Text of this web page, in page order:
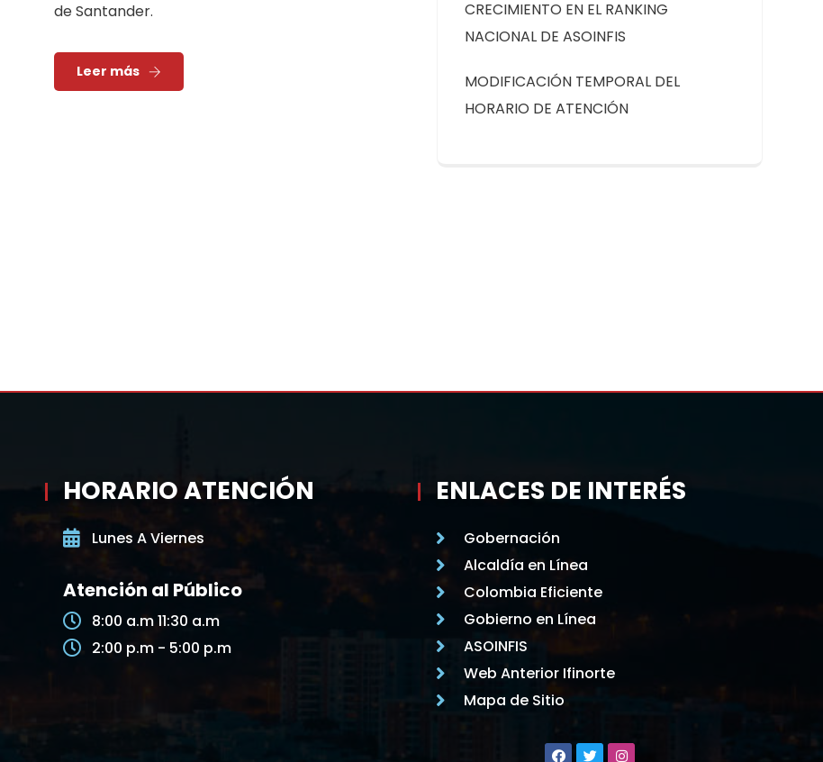
de Santander.
Leer más
CRECIMIENTO EN EL RANKING
NACIONAL DE ASOINFIS
MODIFICACIÓN TEMPORAL DEL
HORARIO DE ATENCIÓN
HORARIO ATENCIÓN
Lunes A Viernes
Atención al Público
8:00 a.m 11:30 a.m
2:00 p.m - 5:00 p.m
ENLACES DE INTERÉS
Gobernación
Alcaldía en Línea
Colombia Eficiente
Gobierno en Línea
ASOINFIS
Web Anterior Ifinorte
Mapa de Sitio